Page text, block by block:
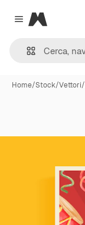
Close menu
Magnific
Home/Stock/Vettori/